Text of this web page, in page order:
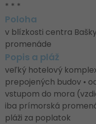
* * *
Poloha
v blízkosti centra
promenáde
Popis a pláž
veľký hotelový
prepojených budov •
vstupom do mora
iba prímorská
pláži za poplatok